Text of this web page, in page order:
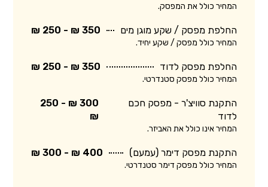
המחיר כולל את המפסק.
החלפת מפסק / שקע מוגן מים 350 ₪ - 250 ₪
המחיר כולל מפסק / שקע יחיד.
החלפת מפסק לדוד 350 ₪ - 250 ₪
המחיר כולל מפסק סטנדרטי.
התקנת סוויצ'ר - מפסק חכם
לדוד
300 ₪ - 250
₪
המחיר אינו כולל את האביזר.
התקנת מפסק דימר (עמעם) 400 ₪ - 300 ₪
המחיר כולל מפסק דימר סטנדרטי.